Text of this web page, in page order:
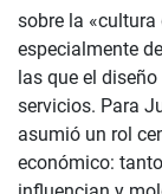
sobre la «cultura
especialmente
las que el
servicios. Para
asumió un rol
económico: